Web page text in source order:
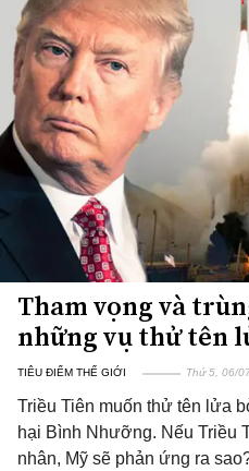
Tham vọng và
những vụ thử tên
TIÊU ĐIỂM THẾ GIỚI Thứ 5, 06/
Triều Tiên muốn thử tên lửa
hại Bình Nhưỡng. Nếu Triều
nhân, Mỹ sẽ phản ứng ra